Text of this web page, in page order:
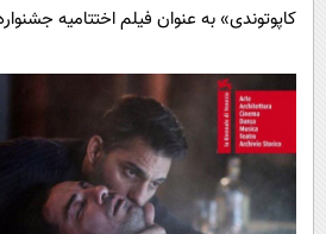
کاپوتوندی» به عنوان فیلم اختتامیه